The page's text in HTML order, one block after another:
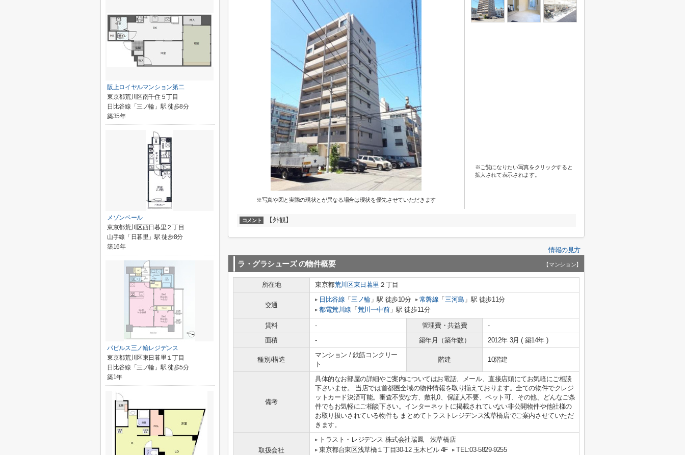
※写真や図と実際の現状とが異なる場合は現状を優先させていただきます
※ご覧になりたい写真をクリックすると
拡大されて表示されます。
コメント 【外観】
情報の見方
ラ・グラシューズ の物件概要 【マンション】
所在地 東京都荒川区東日暮里 ２丁目
交通
日比谷線 「三ノ輪」駅 徒歩10分 常磐線 「三河島 」駅 徒歩11分
都電荒川線 「 荒川一中前」駅 徒歩11分
賃料 - 管理費・共益費
-
面積
- 築年月（築年数） 2012年 3月 ( 築14年 )
種別/構造
マンション / 鉄筋コンクリー
ト
階建 10階建
備考
具体的なお部屋の詳細やご案内についてはお電話、メール、直接店頭にてお気軽にご相談
下さいませ。 当店では首都圏全域の物件情報を取り揃えております。全ての物件でクレジ
ットカード決済可能。審査不安な方、敷礼0、保証人不要、ペット可、その他、どんなご条
件でもお気軽にご相談下さい。インターネットに掲載されていない非公開物件や他社様の
お取り扱いされている物件も まとめてトラストレジデンス浅草橋店でご案内させていただ
きます。
取扱会社
トラスト・レジデンス 株式会社瑞鳳 浅草橋店
東京都台東区浅草橋１丁目30-12 玉木ビル 4F
TEL:03-5829-9255
阪上ロイヤルマンション第二
東京都荒川区南千住５丁目
日比谷線「三ノ輪」駅 徒歩8分
築35年
メゾンベール
東京都荒川区西日暮里２丁目
山手線「日暮里」駅 徒歩8分
築16年
パピルス三ノ輪レジデンス
東京都荒川区東日暮里１丁目
日比谷線「三ノ輪」駅 徒歩5分
築1年